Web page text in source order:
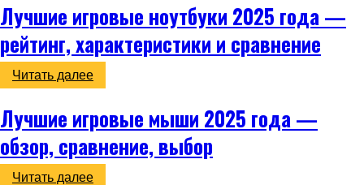
Лучшие игровые ноутбуки 2025 года —
рейтинг, характеристики и сравнение
Читать далее
Лучшие игровые мыши 2025 года —
обзор, сравнение, выбор
Читать далее